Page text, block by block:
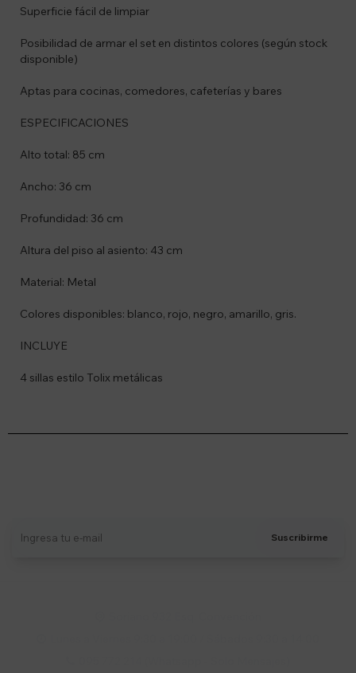
Superficie fácil de limpiar
Posibilidad de armar el set en distintos colores (según stock
disponible)
Aptas para cocinas, comedores, cafeterías y bares
ESPECIFICACIONES
Alto total: 85 cm
Ancho: 36 cm
Profundidad: 36 cm
Altura del piso al asiento: 43 cm
Material: Metal
Colores disponibles: blanco, rojo, negro, amarillo, gris.
INCLUYE
4 sillas estilo Tolix metálicas
Suscribirme